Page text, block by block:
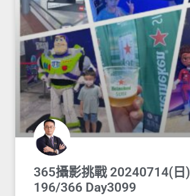
365攝影挑戰 20240714(日)
196/366 Day3099